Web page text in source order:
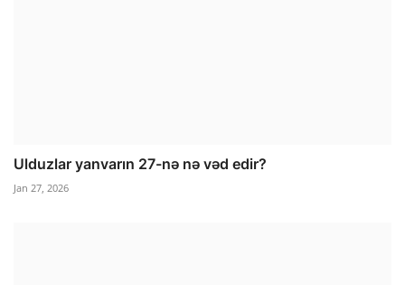
Ulduzlar yanvarın 27-nə nə vəd edir?
Jan 27, 2026